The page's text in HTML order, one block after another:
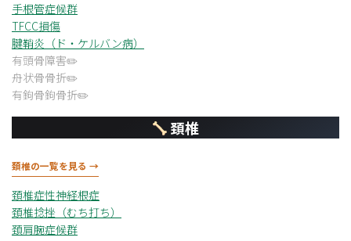
手根管症候群
TFCC損傷
腱鞘炎（ド・ケルバン病）
有頭骨障害
舟状骨骨折
有鉤骨鉤骨折
頚椎
頚椎の一覧を見る →
頚椎症性神経根症
頚椎捻挫（むち打ち）
頚肩腕症候群